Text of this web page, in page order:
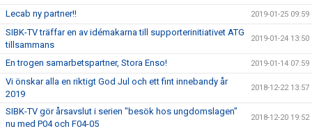
Lecab ny partner!! 2019-01-25 09:59
SIBK-TV träffar en av idémakarna till supporterinitiativet ATG
tillsammans
2019-01-24 13:50
En trogen samarbetspartner, Stora Enso! 2019-01-14 07:59
Vi önskar alla en riktigt God Jul och ett fint innebandy år
2019
2018-12-22 13:57
SIBK-TV gör årsavslut i serien "besök hos ungdomslagen"
nu med P04 och F04-05
2018-12-20 19:52